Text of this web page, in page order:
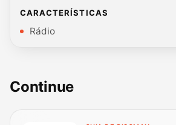
CARACTERÍSTICAS
Rádio
Continue